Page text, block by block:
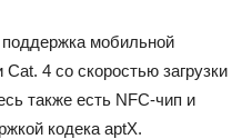
мобильной
4 со скоростью загрузки
также есть NFC-чип и
кодека aptX.